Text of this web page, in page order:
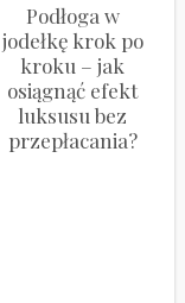
Podłoga w
jodełkę krok po
kroku – jak
osiągnąć efekt
luksusu bez
przepłacania?